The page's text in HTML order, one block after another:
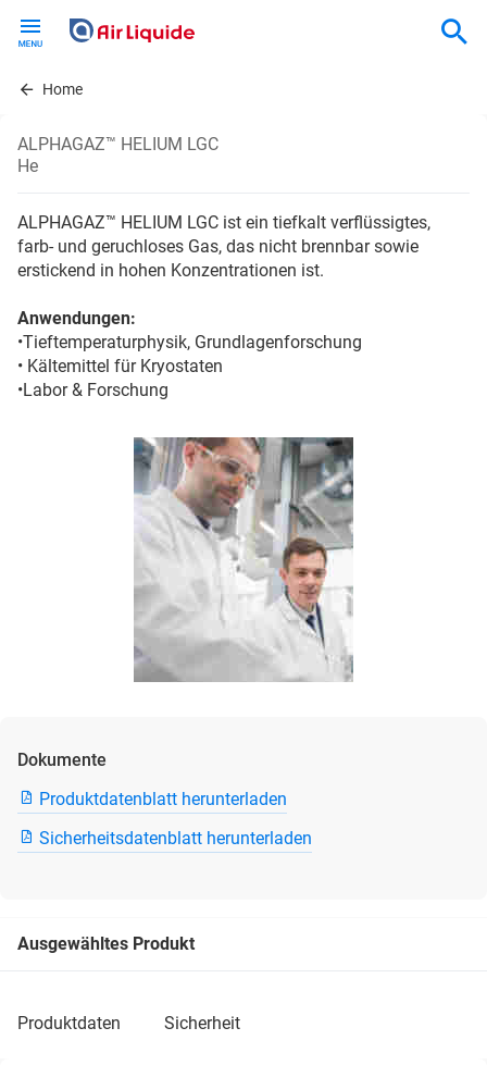
contentHome
ALPHAGAZ™ HELIUM LGC
He
ALPHAGAZ™ HELIUM LGC ist ein tiefkalt verflüssigtes,
farb- und geruchloses Gas, das nicht brennbar sowie
erstickend in hohen Konzentrationen ist.
Anwendungen:
•Tieftemperaturphysik, Grundlagenforschung
• Kältemittel für Kryostaten
•Labor & Forschung
Dokumente
Produktdatenblatt herunterladen
Sicherheitsdatenblatt herunterladen
Ausgewähltes Produkt
produktdaten sicherheit